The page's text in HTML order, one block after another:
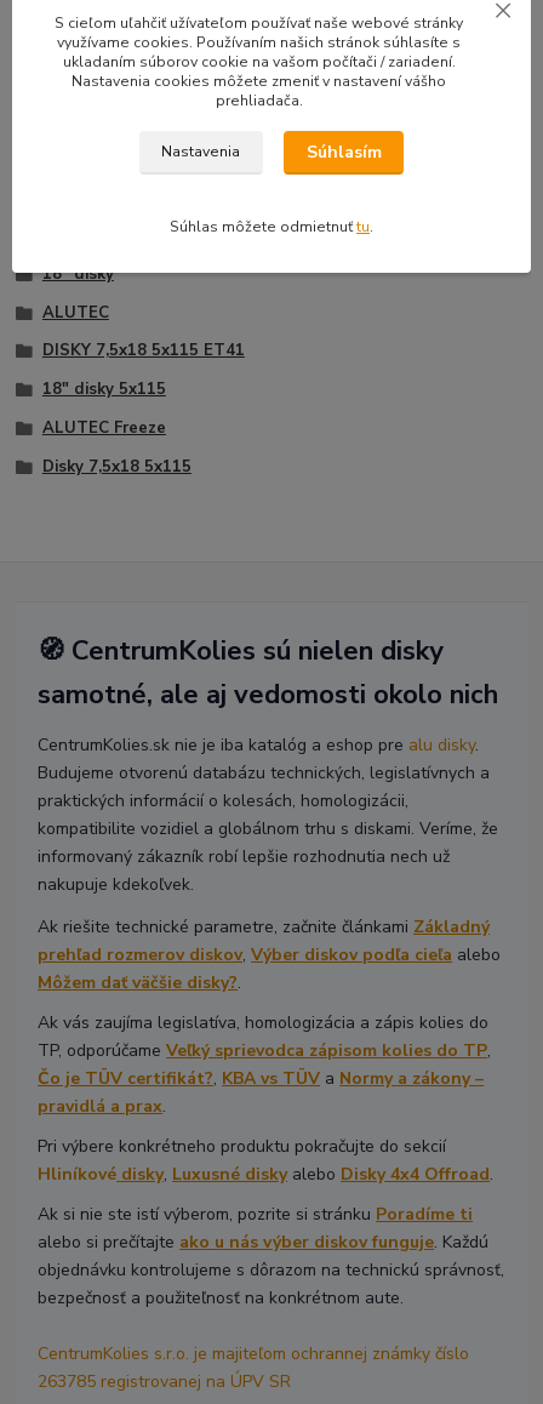
33,50 EUR/sada
27,24 EURbez DPH
Na sklade |
Doprava zadarmo
Pridať do košíka
39,90
32,44 EUR
Tovar zaradený v kategóriách
18" disky
ALUTEC
DISKY 7,5x18 5x115 ET41
18" disky 5x115
ALUTEC Freeze
Disky 7,5x18 5x115
🧭 CentrumKolies sú nielen disky
samotné, ale aj vedomosti okolo nich
CentrumKolies.sk nie je iba katalóg a eshop pre alu disky.
Budujeme otvorenú databázu technických, legislatívnych a
praktických informácií o kolesách, homologizácii,
kompatibilite vozidiel a globálnom trhu s diskami. Veríme, že
informovaný zákazník robí lepšie rozhodnutia nech už
nakupuje kdekoľvek.
Ak riešite technické parametre, začnite článkami Základný
prehľad rozmerov diskov,Výber diskov podľa cieľa alebo
Môžem dať väčšie disky?.
Ak vás zaujíma legislatíva, homologizácia a zápis kolies do
TP, odporúčameVeľký sprievodca zápisom kolies do TP,
Čo je TÜV certifikát?, KBA vs TÜV a Normy a zákony –
pravidlá a prax.
Pri výbere konkrétneho produktu pokračujte do sekcií
Hliníkové disky, Luxusné diskyalebo Disky 4x4 Offroad.
Ak si nie ste istí výberom, pozrite si stránku Poradíme ti
alebo si prečítajte ako u nás výber diskov funguje. Každú
objednávku kontrolujeme s dôrazom na technickú správnosť,
bezpečnosť a použiteľnosť na konkrétnom aute.
CentrumKolies s.r.o. je majiteľom ochrannej známky číslo
263785 registrovanej na ÚPV SR
S cieľom uľahčiť užívateľom používať naše webové stránky
využívame cookies. Používaním našich stránok súhlasíte s
ukladaním súborov cookie na vašom počítači / zariadení.
Nastavenia cookies môžete zmeniť v nastavení vášho
prehliadača.
Nastavenia Súhlasím
Súhlas môžete odmietnuťtu.